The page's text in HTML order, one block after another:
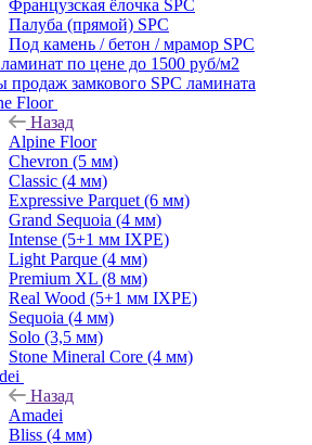
Французская ёлочка SPC
Палуба (прямой) SPC
Под камень / бетон / мрамор SPC
по цене до 1500 руб/м2
продаж замкового SPC ламината
Floor
Назад
Alpine Floor
Chevron (5 мм)
Classic (4 мм)
Expressive Parquet (6 мм)
Grand Sequoia (4 мм)
Intense (5+1 мм IXPE)
Light Parque (4 мм)
Premium XL (8 мм)
Real Wood (5+1 мм IXPE)
Sequoia (4 мм)
Solo (3,5 мм)
Stone Mineral Core (4 мм)
Назад
Amadei
Bliss (4 мм)